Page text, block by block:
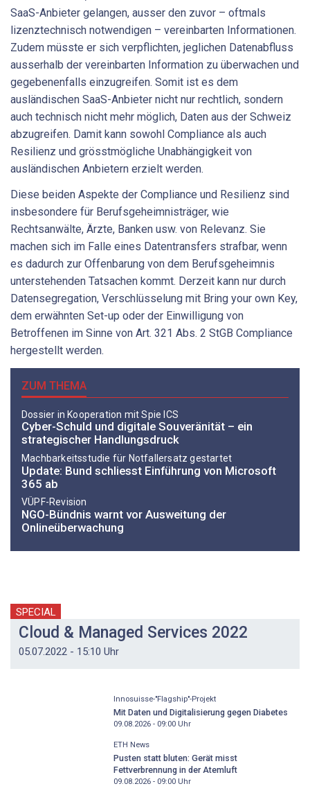
SaaS-Anbieter gelangen, ausser den zuvor – oftmals
lizenztechnisch notwendigen – vereinbarten Informationen.
Zudem müsste er sich verpflichten, jeglichen Datenabfluss
ausserhalb der vereinbarten Information zu überwachen und
gegebenenfalls einzugreifen. Somit ist es dem
ausländischen SaaS-Anbieter nicht nur rechtlich, sondern
auch technisch nicht mehr möglich, Daten aus der Schweiz
abzugreifen. Damit kann sowohl Compliance als auch
Resilienz und grösstmögliche Unabhängigkeit von
ausländischen Anbietern erzielt werden.
Diese beiden Aspekte der Compliance und Resilienz sind
insbesondere für Berufsgeheimnisträger, wie
Rechtsanwälte, Ärzte, Banken usw. von Relevanz. Sie
machen sich im Falle eines Datentransfers strafbar, wenn
es dadurch zur Offenbarung von dem Berufsgeheimnis
unterstehenden Tatsachen kommt. Derzeit kann nur durch
Datensegregation, Verschlüsselung mit Bring your own Key,
dem erwähnten Set-up oder der Einwilligung von
Betroffenen im Sinne von Art. 321 Abs. 2 StGB Compliance
hergestellt werden.
ZUM THEMA
Dossier in Kooperation mit Spie ICS
Cyber-Schuld und digitale Souveränität – ein
strategischer Handlungsdruck
Machbarkeitsstudie für Notfallersatz gestartet
Update: Bund schliesst Einführung von Microsoft
365 ab
VÜPF-Revision
NGO-Bündnis warnt vor Ausweitung der
Onlineüberwachung
SPECIAL
Cloud & Managed Services 2022
05.07.2022 - 15:10 Uhr
Innosuisse-"Flagship"-Projekt
Mit Daten und Digitalisierung gegen Diabetes
09.08.2026 - 09:00Uhr
ETH News
Pusten statt bluten: Gerät misst
Fettverbrennung in der Atemluft
09.08.2026 - 09:00Uhr